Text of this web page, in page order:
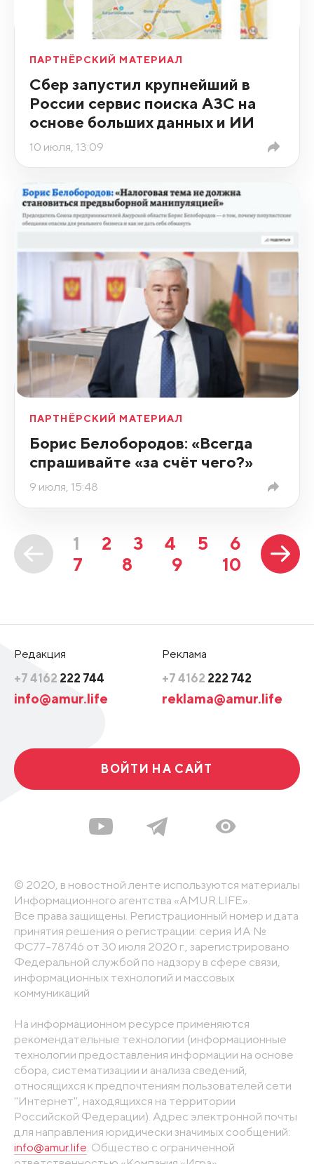
ПАРТНЁРСКИЙ МАТЕРИАЛ
Сбер запустил крупнейший в
России сервис поиска АЗС на
основе больших данных и ИИ
10 июля, 13:09
ПАРТНЁРСКИЙ МАТЕРИАЛ
Борис Белобородов: «Всегда
спрашивайте «за счёт чего?»
9 июля, 15:48
1 2 3 4 5
6
7
8 9 10
Редакция
+7 4162 222 744
info@amur.life
Реклама
+7 4162 222 742
reklama@amur.life
ВОЙТИ НА САЙТ
© 2020, в новостной ленте используются материалы
Информационного агентства «AMUR.LIFE».
Все права защищены. Регистрационный номер и дата
принятия решения о регистрации: серия ИА №
ФС77-78746 от 30 июля 2020 г., зарегистрировано
Федеральной службой по надзору в сфере связи,
информационных технологий и массовых
коммуникаций
На информационном ресурсе применяются
рекомендательные технологии (информационные
технологии предоставления информации на основе
сбора, систематизации и анализа сведений,
относящихся к предпочтениям пользователей сети
"Интернет", находящихся на территории
Российской Федерации). Адрес электронной почты
для направления юридически значимых сообщений:
info@amur.life. Общество с ограниченной